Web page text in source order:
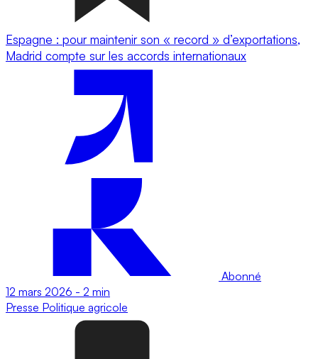
Espagne : pour maintenir son « record » d’exportations,
Madrid compte sur les accords internationaux
Abonné
12 mars 2026 - 2 min
Presse Politique agricole